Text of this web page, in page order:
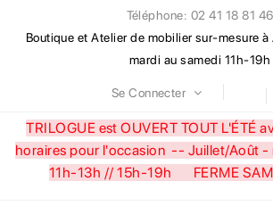
Téléphone: 02 41 18 81 46
Boutique et Atelier de mobilier sur-mesure
mardi au samedi 11h-19h
Se Connecter
TRILOGUE est OUVERT TOUT L'ÉTÉ
horaires pour l'occasion -- Juillet/Août -
11h-13h // 15h-19h FERME